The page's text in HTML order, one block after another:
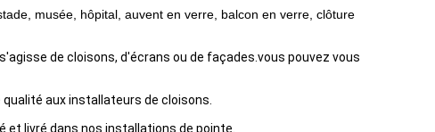
musée, hôpital, auvent en verre, balcon en verre, clôture
de cloisons, d'écrans ou de façades.vous pouvez vous
aux installateurs de cloisons.
livré dans nos installations de pointe.